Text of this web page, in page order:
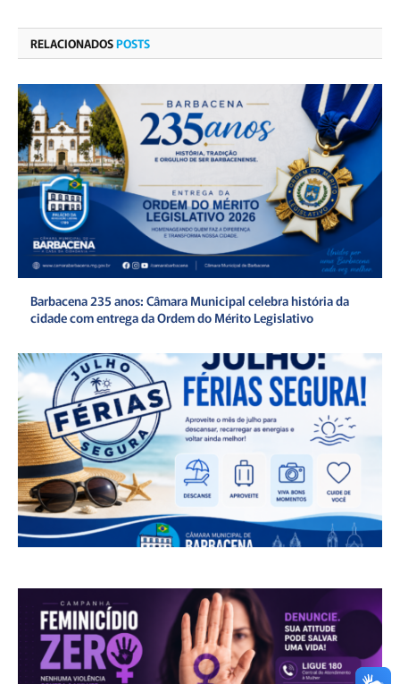
RELACIONADOSPOSTS
Barbacena 235 anos: Câmara Municipal celebra história da
cidade com entrega da Ordem do Mérito Legislativo